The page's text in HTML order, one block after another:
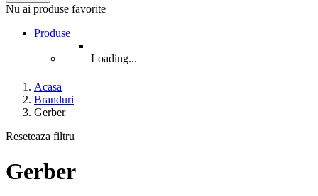
Nu ai produse favorite
Produse
Loading...
Acasa
Branduri
Gerber
Reseteaza filtru
Gerber